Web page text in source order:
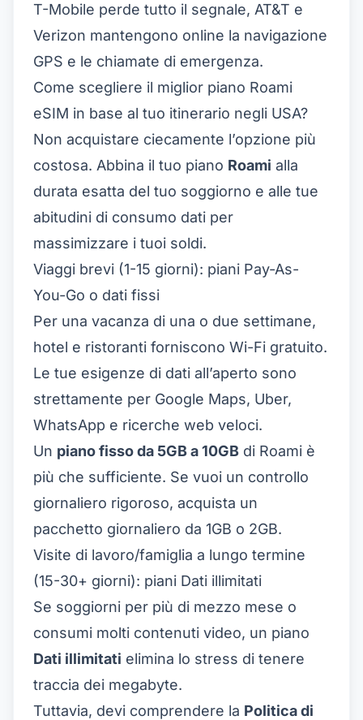
T-Mobile perde tutto il segnale, AT&T e
Verizon mantengono online la navigazione
GPS e le chiamate di emergenza.
Come scegliere il miglior piano Roami
eSIM in base al tuo itinerario negli USA?
Non acquistare ciecamente l’opzione più
costosa. Abbina il tuo piano Roami alla
durata esatta del tuo soggiorno e alle tue
abitudini di consumo dati per
massimizzare i tuoi soldi.
Viaggi brevi (1-15 giorni): piani Pay-As-
You-Go o dati fissi
Per una vacanza di una o due settimane,
hotel e ristoranti forniscono Wi-Fi gratuito.
Le tue esigenze di dati all’aperto sono
strettamente per Google Maps, Uber,
WhatsApp e ricerche web veloci.
Un piano fisso da 5GB a 10GB di Roami è
più che sufficiente. Se vuoi un controllo
giornaliero rigoroso, acquista un
pacchetto giornaliero da 1GB o 2GB.
Visite di lavoro/famiglia a lungo termine
(15-30+ giorni): piani Dati illimitati
Se soggiorni per più di mezzo mese o
consumi molti contenuti video, un piano
Dati illimitati elimina lo stress di tenere
traccia dei megabyte.
Tuttavia, devi comprendere la Politica di